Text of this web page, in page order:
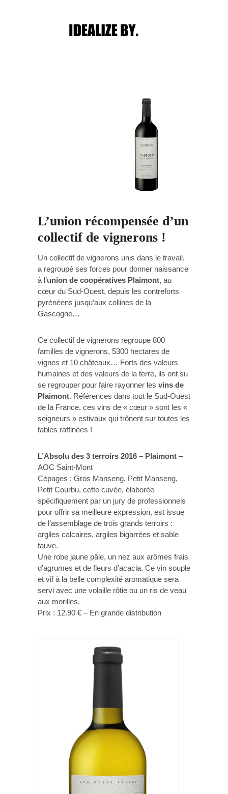
L’union récompensée d’un
collectif de vignerons !
Un collectif de vignerons unis dans le travail,
a regroupé ses forces pour donner naissance
à l’union de coopératives Plaimont, au
cœur du Sud-Ouest, depuis les contreforts
pyrénéens jusqu’aux collines de la
Gascogne…
Ce collectif de vignerons regroupe 800
familles de vignerons, 5300 hectares de
vignes et 10 châteaux… Forts des valeurs
humaines et des valeurs de la terre, ils ont su
se regrouper pour faire rayonner les vins de
Plaimont. Références dans tout le Sud-Ouest
de la France, ces vins de « cœur » sont les «
seigneurs » estivaux qui trônent sur toutes les
tables raffinées !
L’Absolu des 3 terroirs 2016 – Plaimont –
AOC Saint-Mont
Cépages : Gros Manseng, Petit Manseng,
Petit Courbu, cette cuvée, élaborée
spécifiquement par un jury de professionnels
pour offrir sa meilleure expression, est issue
de l’assemblage de trois grands terroirs :
argiles calcaires, argiles bigarrées et sable
fauve.
Une robe jaune pâle, un nez aux arômes frais
d’agrumes et de fleurs d’acacia. Ce vin souple
et vif à la belle complexité aromatique sera
servi avec une volaille rôtie ou un ris de veau
aux morilles.
Prix : 12.90 € – En grande distribution